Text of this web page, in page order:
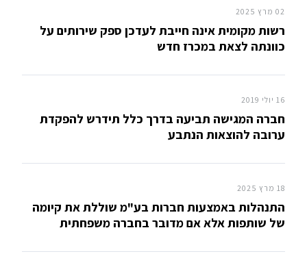
02 מרץ 2025
רשות מקומית אינה חייבת לעדכן ספק שירותים על
כוונתה לצאת במכרז חדש
16 יולי 2019
חברה המגישה תביעה בדרך כלל תידרש להפקדת
ערובה להוצאות הנתבע
18 מרץ 2025
התנהלות באמצעות חברות בע"מ שוללת את קיומה
של שותפות אלא אם מדובר בחברה משפחתית